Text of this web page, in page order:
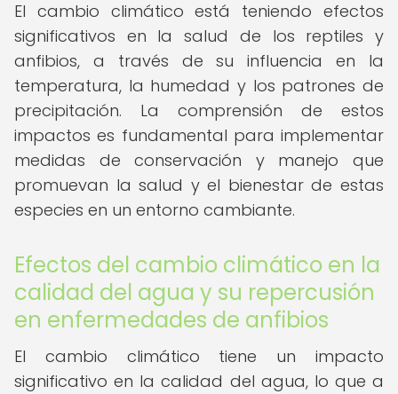
El cambio climático está teniendo efectos
significativos en la salud de los reptiles y
anfibios, a través de su influencia en la
temperatura, la humedad y los patrones de
precipitación. La comprensión de estos
impactos es fundamental para implementar
medidas de conservación y manejo que
promuevan la salud y el bienestar de estas
especies en un entorno cambiante.
Efectos del cambio climático en la
calidad del agua y su repercusión
en enfermedades de anfibios
El cambio climático tiene un impacto
significativo en la calidad del agua, lo que a